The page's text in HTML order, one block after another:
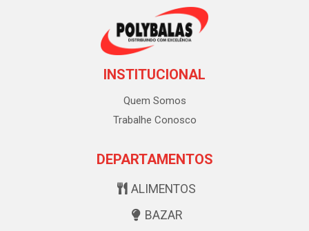
INSTITUCIONAL
Quem Somos
Trabalhe Conosco
DEPARTAMENTOS
ALIMENTOS
BAZAR